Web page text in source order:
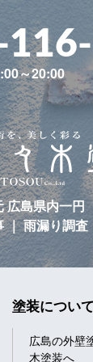
～20:00
広島県内一円
｜ 雨漏り調
塗装について
広島の外壁
木塗装へ